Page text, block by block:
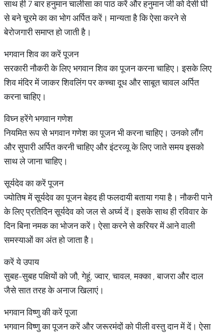
साथ ही 7 बार हनुमान चालीसा का पाठ करें और हनुमान जी को देसी घी
से बने चूरमे का का भोग अर्पित करें। मान्यता है कि ऐसा करने से
बेरोजगारी समाप्त हो जाती है।
भगवान शिव का करें पूजन
सरकारी नौकरी के लिए भगवान शिव का पूजन करना चाहिए। इसके लिए
शिव मंदिर में जाकर शिवलिंग पर कच्चा दूध और साबूत चावल अर्पित
करना चाहिए।
विघ्न हरेंगे भगवान गणेश
नियमित रूप से भगवान गणेश का पूजन भी करना चाहिए। उनको लौंग
और सुपारी अर्पित करनी चाहिए और इंटरव्यू के लिए जाते समय इसको
साथ ले जाना चाहिए।
सूर्यदेव का करें पूजन
ज्योतिष में सूर्यदेव का पूजन बेहद ही फलदायी बताया गया है। नौकरी पाने
के लिए प्रतिदिन सूर्यदेव को जल से अर्घ्य दें। इसके साथ ही रविवार के
दिन बिना नमक का भोजन करें। ऐसा करने से करियर में आने वाली
समस्याओं का अंत हो जाता है।
करें ये उपाय
सुबह-सुबह पक्षियों को जौ, गेहूं, ज्वार, चावल, मक्का , बाजरा और दाल
जैसे सात तरह के अनाज खिलाएं।
भगवान विष्णु की करें पूजा
भगवान विष्णु का पूजन करें और जरूरमंदों को पीली वस्तु दान में दें। ऐसा